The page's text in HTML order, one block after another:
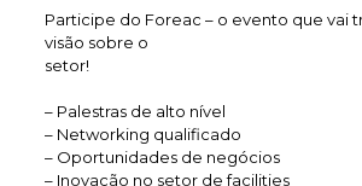
Participe do Foreac – o evento que vai
visão sobre o
setor!
– Palestras de alto nível
– Networking qualificado
– Oportunidades de negócios
– Inovação no setor de facilities